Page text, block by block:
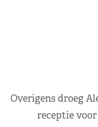
Overigens droeg
receptie